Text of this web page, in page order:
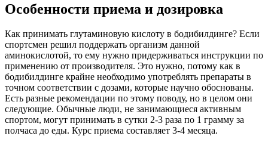
Особенности приема и дозировка
Как принимать глутаминовую кислоту в бодибилдинге? Если
спортсмен решил поддержать организм данной
аминокислотой, то ему нужно придерживаться инструкции по
применению от производителя. Это нужно, потому как в
бодибилдинге крайне необходимо употреблять препараты в
точном соответствии с дозами, которые научно обоснованы.
Есть разные рекомендации по этому поводу, но в целом они
следующие. Обычные люди, не занимающиеся активным
спортом, могут принимать в сутки 2-3 раза по 1 грамму за
полчаса до еды. Курс приема составляет 3-4 месяца.